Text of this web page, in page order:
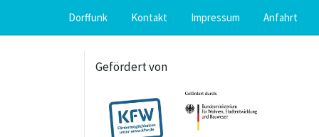
Dorffunk Kontakt Impressum Anfahrt
Gefördert von